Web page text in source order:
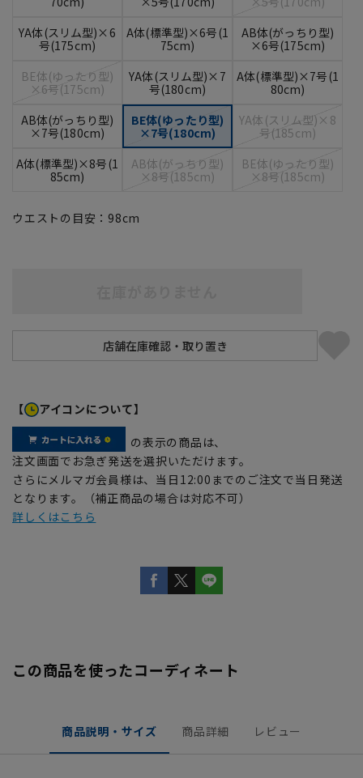
YA体(スリム型)×6
号(175cm)
A体(標準型)×6号(1
75cm)
AB体(がっちり型)
×6号(175cm)
BE体(ゆったり型)
×6号(175cm)
YA体(スリム型)×7
号(180cm)
A体(標準型)×7号(1
80cm)
AB体(がっちり型)
×7号(180cm)
BE体(ゆったり型)
×7号(180cm)
YA体(スリム型)×8
号(185cm)
A体(標準型)×8号(1
85cm)
AB体(がっちり型)
×8号(185cm)
BE体(ゆったり型)
×8号(185cm)
ウエストの目安： 98cm
【 アイコンについて】
の表示の商品は、
注文画面でお急ぎ発送を選択いただけます。
さらにメルマガ会員様は、当日12:00までのご注文で当日発送
となります。（補正商品の場合は対応不可）
詳しくはこちら
この商品を使ったコーディネート
商品説明・サイズ 商品詳細 レビュー